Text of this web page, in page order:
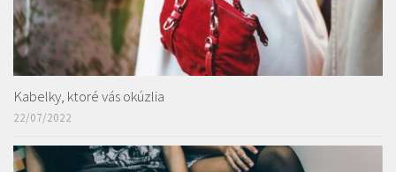
Kabelky, ktoré vás okúzlia
22/07/2022